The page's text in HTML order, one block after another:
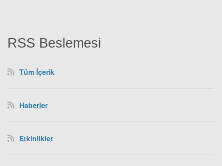
RSS Beslemesi
Tüm İçerik
Haberler
Etkinlikler